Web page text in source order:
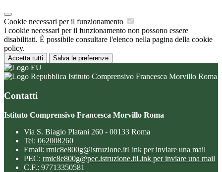
Cookie necessari per il funzionamento
I cookie necessari per il funzionamento non possono essere
disabilitati. È possibile consultare l'elenco nella pagina della cookie
policy.
Accetta tutti Salva le preferenze
Istituto Comprensivo Francesca Morvillo Roma
Contatti
Istituto Comprensivo Francesca Morvillo Roma
Via S. Biagio Platani 260 - 00133 Roma
Tel: 062008260
Email: rmic8e800g@istruzione.itLink per inviare una mail
PEC: rmic8e800g@pec.istruzione.itLink per inviare una mail
C.F.: 97713350581